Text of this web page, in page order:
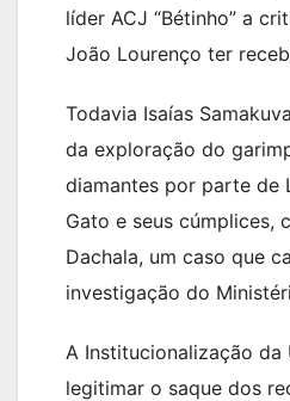
líder ACJ “Bétinho” a
João Lourenço ter
Todavia Isaías
da exploração do
diamantes por parte de
Gato e seus cúmplices,
Dachala, um caso que
investigação do
A Institucionalização da
legitimar o saque dos